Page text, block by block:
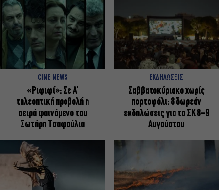
CINE NEWS
«Ριφιφί»: Σε Α’
τηλεοπτική προβολή η
σειρά φαινόμενο του
Σωτήρη Τσαφούλια
ΕΚΔΗΛΩΣΕΙΣ
Σαββατοκύριακο χωρίς
πορτοφόλι: 8 δωρεάν
εκδηλώσεις για το ΣΚ 8-9
Αυγούστου